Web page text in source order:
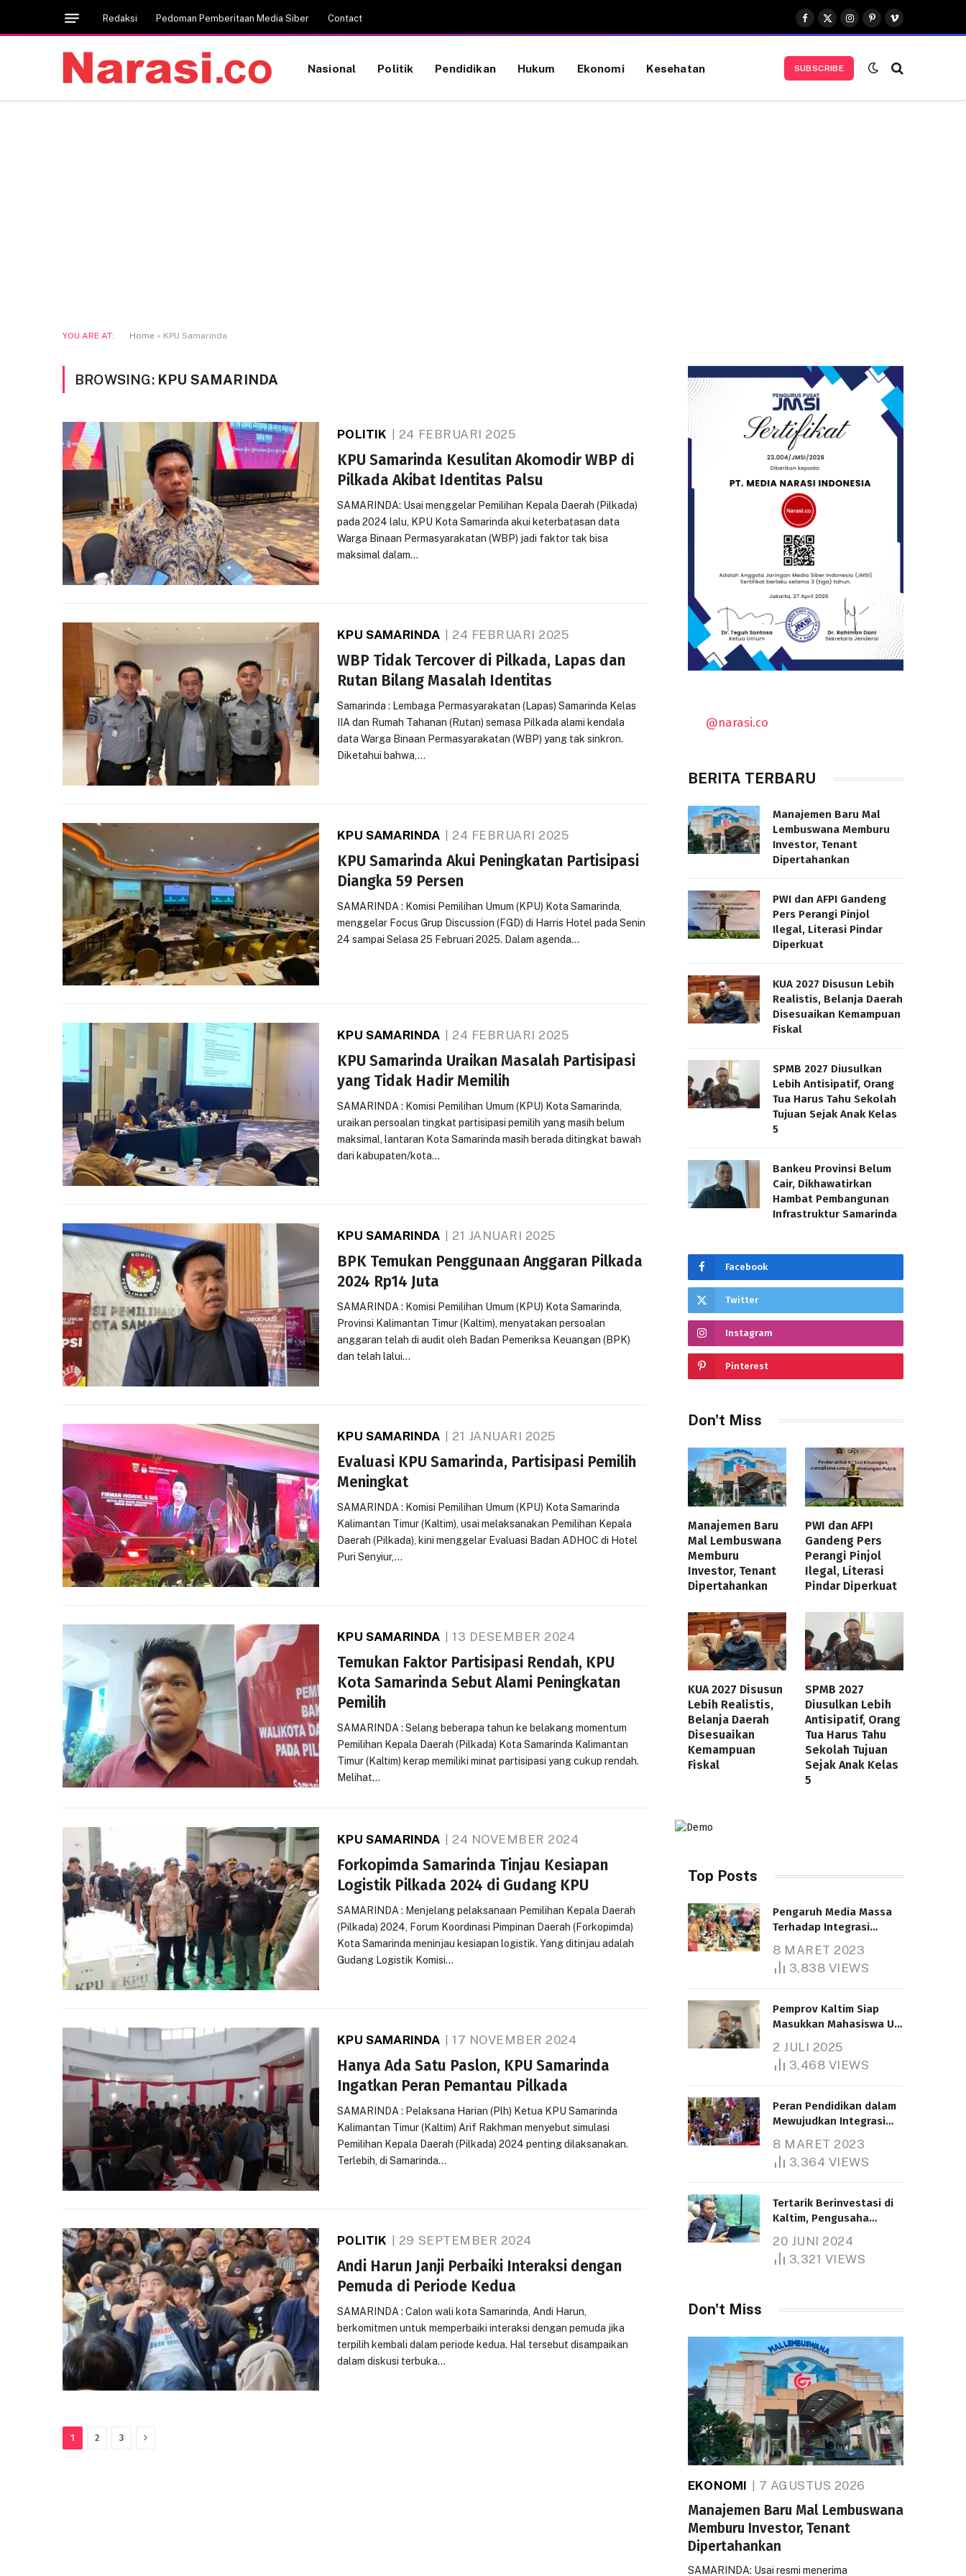
Redaksi Pedoman Pemberitaan Media Siber Contact
Facebook
X
(Twitter)
Instagram
Pinterest
Vimeo
Nasional Politik Pendidikan Hukum Ekonomi Kesehatan SUBSCRIBE
YOU ARE AT: Home » KPU Samarinda
BROWSING: KPU SAMARINDA
POLITIK 24 FEBRUARI 2025
KPU Samarinda Kesulitan Akomodir WBP di
Pilkada Akibat Identitas Palsu
SAMARINDA: Usai menggelar Pemilihan Kepala Daerah (Pilkada)
pada 2024 lalu, KPU Kota Samarinda akui keterbatasan data
Warga Binaan Permasyarakatan (WBP) jadi faktor tak bisa
maksimal dalam…
KPU SAMARINDA 24 FEBRUARI 2025
WBP Tidak Tercover di Pilkada, Lapas dan
Rutan Bilang Masalah Identitas
Samarinda : Lembaga Permasyarakatan (Lapas) Samarinda Kelas
IIA dan Rumah Tahanan (Rutan) semasa Pilkada alami kendala
data Warga Binaan Permasyarakatan (WBP) yang tak sinkron.
Diketahui bahwa,…
KPU SAMARINDA 24 FEBRUARI 2025
KPU Samarinda Akui Peningkatan Partisipasi
Diangka 59 Persen
SAMARINDA : Komisi Pemilihan Umum (KPU) Kota Samarinda,
menggelar Focus Grup Discussion (FGD) di Harris Hotel pada Senin
24 sampai Selasa 25 Februari 2025. Dalam agenda…
KPU SAMARINDA 24 FEBRUARI 2025
KPU Samarinda Uraikan Masalah Partisipasi
yang Tidak Hadir Memilih
SAMARINDA : Komisi Pemilihan Umum (KPU) Kota Samarinda,
uraikan persoalan tingkat partisipasi pemilih yang masih belum
maksimal, lantaran Kota Samarinda masih berada ditingkat bawah
dari kabupaten/kota…
KPU SAMARINDA 21 JANUARI 2025
BPK Temukan Penggunaan Anggaran Pilkada
2024 Rp14 Juta
SAMARINDA : Komisi Pemilihan Umum (KPU) Kota Samarinda,
Provinsi Kalimantan Timur (Kaltim), menyatakan persoalan
anggaran telah di audit oleh Badan Pemeriksa Keuangan (BPK)
dan telah lalui…
KPU SAMARINDA 21 JANUARI 2025
Evaluasi KPU Samarinda, Partisipasi Pemilih
Meningkat
SAMARINDA : Komisi Pemilihan Umum (KPU) Kota Samarinda
Kalimantan Timur (Kaltim), usai melaksanakan Pemilihan Kepala
Daerah (Pilkada), kini menggelar Evaluasi Badan ADHOC di Hotel
Puri Senyiur,…
KPU SAMARINDA 13 DESEMBER 2024
Temukan Faktor Partisipasi Rendah, KPU
Kota Samarinda Sebut Alami Peningkatan
Pemilih
SAMARINDA : Selang beberapa tahun ke belakang momentum
Pemilihan Kepala Daerah (Pilkada) Kota Samarinda Kalimantan
Timur (Kaltim) kerap memiliki minat partisipasi yang cukup rendah.
Melihat…
KPU SAMARINDA 24 NOVEMBER 2024
Forkopimda Samarinda Tinjau Kesiapan
Logistik Pilkada 2024 di Gudang KPU
SAMARINDA : Menjelang pelaksanaan Pemilihan Kepala Daerah
(Pilkada) 2024, Forum Koordinasi Pimpinan Daerah (Forkopimda)
Kota Samarinda meninjau kesiapan logistik. Yang ditinjau adalah
Gudang Logistik Komisi…
KPU SAMARINDA 17 NOVEMBER 2024
Hanya Ada Satu Paslon, KPU Samarinda
Ingatkan Peran Pemantau Pilkada
SAMARINDA : Pelaksana Harian (Plh) Ketua KPU Samarinda
Kalimantan Timur (Kaltim) Arif Rakhman menyebut simulasi
Pemilihan Kepala Daerah (Pilkada) 2024 penting dilaksanakan.
Terlebih, di Samarinda…
POLITIK 29 SEPTEMBER 2024
Andi Harun Janji Perbaiki Interaksi dengan
Pemuda di Periode Kedua
SAMARINDA : Calon wali kota Samarinda, Andi Harun,
berkomitmen untuk memperbaiki interaksi dengan pemuda jika
terpilih kembali dalam periode kedua. Hal tersebut disampaikan
dalam diskusi terbuka…
1 2 3 Next
@narasi.co
BERITA TERBARU
Manajemen Baru Mal
Lembuswana Memburu
Investor, Tenant
Dipertahankan
PWI dan AFPI Gandeng
Pers Perangi Pinjol
Ilegal, Literasi Pindar
Diperkuat
KUA 2027 Disusun Lebih
Realistis, Belanja Daerah
Disesuaikan Kemampuan
Fiskal
SPMB 2027 Diusulkan
Lebih Antisipatif, Orang
Tua Harus Tahu Sekolah
Tujuan Sejak Anak Kelas
5
Bankeu Provinsi Belum
Cair, Dikhawatirkan
Hambat Pembangunan
Infrastruktur Samarinda
Facebook
Twitter
Instagram
Pinterest
Don't Miss
Manajemen Baru
Mal Lembuswana
Memburu
Investor, Tenant
Dipertahankan
PWI dan AFPI
Gandeng Pers
Perangi Pinjol
Ilegal, Literasi
Pindar Diperkuat
KUA 2027 Disusun
Lebih Realistis,
Belanja Daerah
Disesuaikan
Kemampuan
Fiskal
SPMB 2027
Diusulkan Lebih
Antisipatif, Orang
Tua Harus Tahu
Sekolah Tujuan
Sejak Anak Kelas
5
Top Posts
Pengaruh Media Massa
Terhadap Integrasi
8 MARET 2023
3,838 VIEWS
Pemprov Kaltim Siap
Masukkan Mahasiswa UT
Bantuan Pendidikan
Gratispol
2 JULI 2025
3,468 VIEWS
Peran Pendidikan dalam
Mewujudkan Integrasi
8 MARET 2023
3,364 VIEWS
Tertarik Berinvestasi di
Kaltim, Pengusaha
1.000 Hektare
20 JUNI 2024
3,321 VIEWS
Don't Miss
EKONOMI 7 AGUSTUS 2026
Manajemen Baru Mal Lembuswana
Memburu Investor, Tenant
Dipertahankan
SAMARINDA: Usai resmi menerima